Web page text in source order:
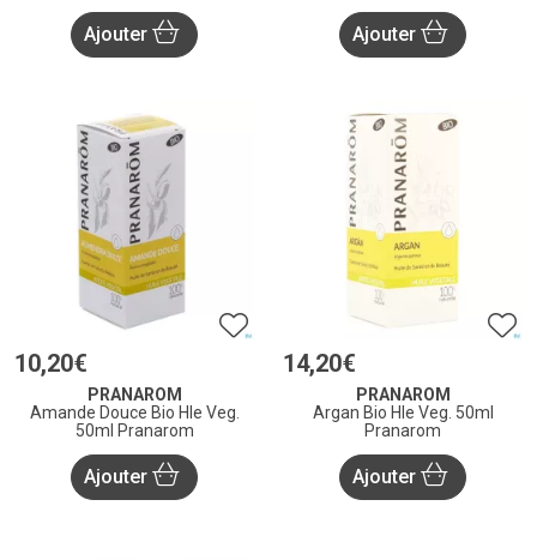
Ajouter Ajouter
10,20€
PRANAROM
Amande Douce Bio Hle Veg.
50ml Pranarom
Ajouter
14,20€
PRANAROM
Argan Bio Hle Veg. 50ml
Pranarom
Ajouter